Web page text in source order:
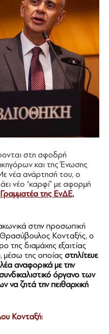
στη σφοδρή
και της Ένωσης
νέα ανάρτησή του, ο
νέο “καρφί” με αφορμή
της ΕνΔΕ,
στην προσωπική
Κονταξής, ο
της διαμάχης εξαιτίας
μέσω της οποίας στηλίτευε
αναφορικά με την
όργανο των
να ζητά την πειθαρχική
Κονταξή: